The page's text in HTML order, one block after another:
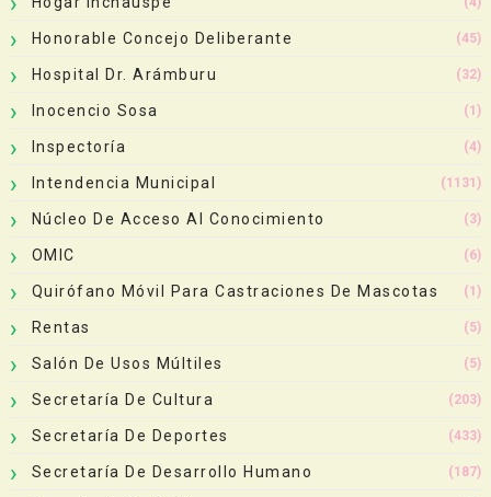
Honorable Concejo Deliberante (45)
Hospital Dr. Arámburu (32)
Inocencio Sosa (1)
Inspectoría (4)
Intendencia Municipal (1131)
Núcleo De Acceso Al Conocimiento (3)
OMIC (6)
Quirófano Móvil Para Castraciones De Mascotas (1)
Rentas (5)
Salón De Usos Múltiles (5)
Secretaría De Cultura (203)
Secretaría De Deportes (433)
Secretaría De Desarrollo Humano (187)